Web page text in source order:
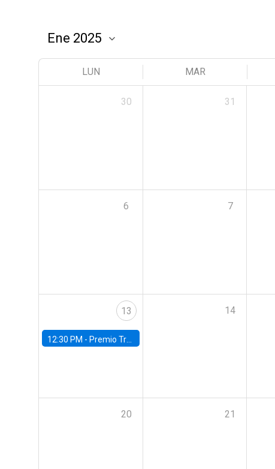
LUN MAR
30 31
6 7
13
12:30 PM - Premio Trayectoria Ingeniería Comercial UC 2024
14
20 21